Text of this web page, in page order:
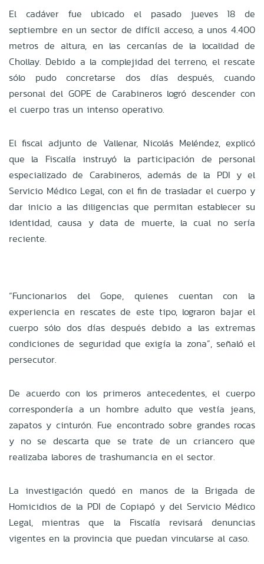
El cadáver fue ubicado el pasado jueves 18 de
septiembre en un sector de difícil acceso, a unos 4.400
metros de altura, en las cercanías de la localidad de
Chollay. Debido a la complejidad del terreno, el rescate
sólo pudo concretarse dos días después, cuando
personal del GOPE de Carabineros logró descender con
el cuerpo tras un intenso operativo.
El fiscal adjunto de Vallenar, Nicolás Meléndez, explicó
que la Fiscalía instruyó la participación de personal
especializado de Carabineros, además de la PDI y el
Servicio Médico Legal, con el fin de trasladar el cuerpo y
dar inicio a las diligencias que permitan establecer su
identidad, causa y data de muerte, la cual no sería
reciente.
“Funcionarios del Gope, quienes cuentan con la
experiencia en rescates de este tipo, lograron bajar el
cuerpo sólo dos días después debido a las extremas
condiciones de seguridad que exigía la zona”, señaló el
persecutor.
De acuerdo con los primeros antecedentes, el cuerpo
correspondería a un hombre adulto que vestía jeans,
zapatos y cinturón. Fue encontrado sobre grandes rocas
y no se descarta que se trate de un criancero que
realizaba labores de trashumancia en el sector.
La investigación quedó en manos de la Brigada de
Homicidios de la PDI de Copiapó y del Servicio Médico
Legal, mientras que la Fiscalía revisará denuncias
vigentes en la provincia que puedan vincularse al caso.